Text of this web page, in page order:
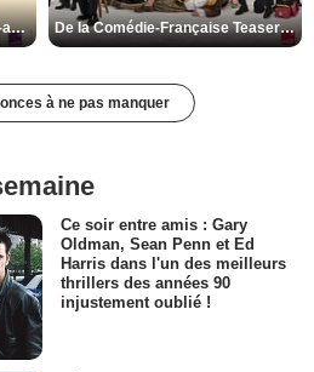
Les Matins merveilleux Bande-annonce VF De la Comédie-Française Teaser VF
à ne pas manquer
Ce soir entre amis : Gary
Oldman, Sean Penn et Ed
Harris dans l'un des meilleurs
thrillers des années 90
injustement oublié !